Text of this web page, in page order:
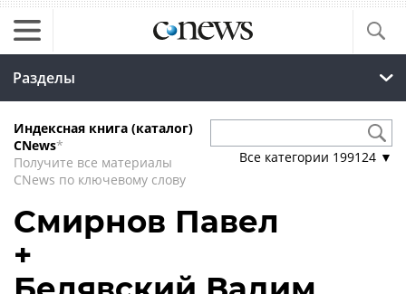
Разделы
Индексная книга (каталог)
CNews*
Получите все материалы
CNews по ключевому слову
Все категории 199124 ▼
Смирнов Павел
+